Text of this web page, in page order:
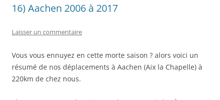
16) Aachen 2006 à 2017
Laisser un commentaire
Vous vous ennuyez en cette morte saison ? alors voici un
résumé de nos déplacements à Aachen (Aix la Chapelle) à
220km de chez nous.